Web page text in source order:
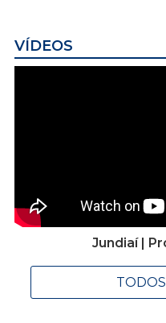
VÍDEOS
Jundiaí |